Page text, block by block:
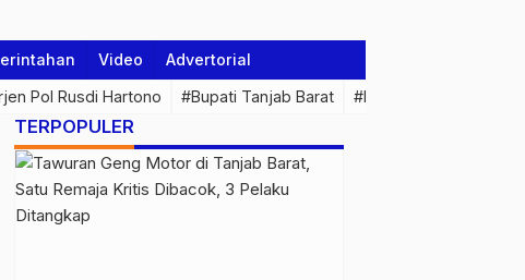
Video Advertorial
Pol Rusdi Hartono #Bupati Tanjab Barat #Pemprov Jambi
TERPOPULER